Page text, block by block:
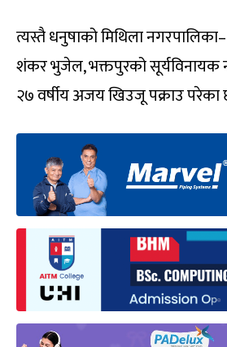
त्यस्तै धनुषाको मिथिला
शंकर भुजेल, भक्तपुरको सूर्यविनायक
२७ वर्षीय अजय खिउजू पक्राउ परेका